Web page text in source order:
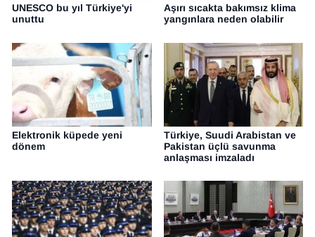
UNESCO bu yıl Türkiye'yi
unuttu
Aşırı sıcakta bakımsız klima
yangınlara neden olabilir
Elektronik küpede yeni
dönem
Türkiye, Suudi Arabistan ve
Pakistan üçlü savunma
anlaşması imzaladı